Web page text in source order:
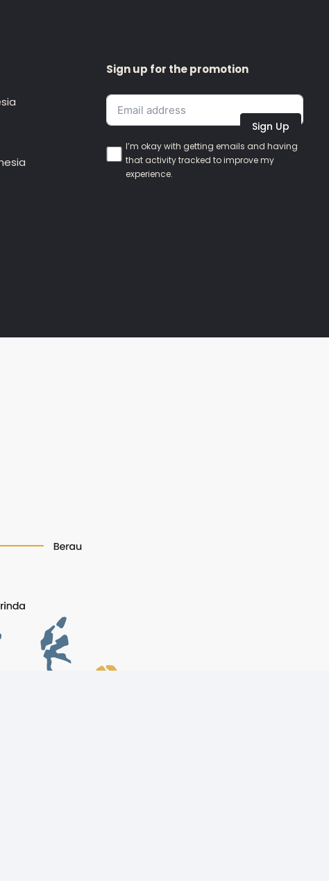
Sign up for the promotion
Sign Up
I’m okay with getting emails and having
that activity tracked to improve my
experience.